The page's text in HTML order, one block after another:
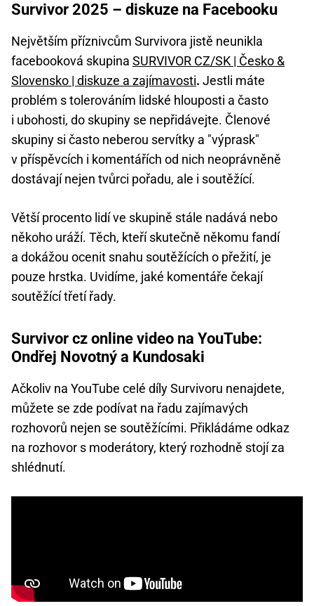
Survivor 2025 – diskuze na Facebooku
Největším příznivcům Survivora jistě neunikla
facebooková skupina SURVIVOR CZ/SK | Česko &
Slovensko | diskuze a zajímavosti. Jestli máte
problém s tolerováním lidské hlouposti a často
i ubohosti, do skupiny se nepřidávejte. Členové
skupiny si často neberou servítky a "výprask"
v příspěvcích i komentářích od nich neoprávněně
dostávají nejen tvůrci pořadu, ale i soutěžící.
Větší procento lidí ve skupině stále nadává nebo
někoho uráží. Těch, kteří skutečně někomu fandí
a dokážou ocenit snahu soutěžících o přežití, je
pouze hrstka. Uvidíme, jaké komentáře čekají
soutěžící třetí řady.
Survivor cz online video na YouTube:
Ondřej Novotný a Kundosaki
Ačkoliv na YouTube celé díly Survivoru nenajdete,
můžete se zde podívat na řadu zajímavých
rozhovorů nejen se soutěžícími. Přikládáme odkaz
na rozhovor s moderátory, který rozhodně stojí za
shlédnutí.